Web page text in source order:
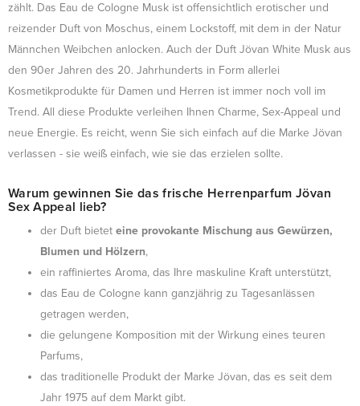
zählt. Das Eau de Cologne Musk ist offensichtlich erotischer und
reizender Duft von Moschus, einem Lockstoff, mit dem in der Natur
Männchen Weibchen anlocken. Auch der Duft Jövan White Musk aus
den 90er Jahren des 20. Jahrhunderts in Form allerlei
Kosmetikprodukte für Damen und Herren ist immer noch voll im
Trend. All diese Produkte verleihen Ihnen Charme, Sex-Appeal und
neue Energie. Es reicht, wenn Sie sich einfach auf die Marke Jövan
verlassen - sie weiß einfach, wie sie das erzielen sollte.
Warum gewinnen Sie das frische Herrenparfum Jövan
Sex Appeal lieb?
der Duft bietet eine provokante Mischung aus Gewürzen,
Blumen und Hölzern,
ein raffiniertes Aroma, das Ihre maskuline Kraft unterstützt,
das Eau de Cologne kann ganzjährig zu Tagesanlässen
getragen werden,
die gelungene Komposition mit der Wirkung eines teuren
Parfums,
das traditionelle Produkt der Marke Jövan, das es seit dem
Jahr 1975 auf dem Markt gibt.